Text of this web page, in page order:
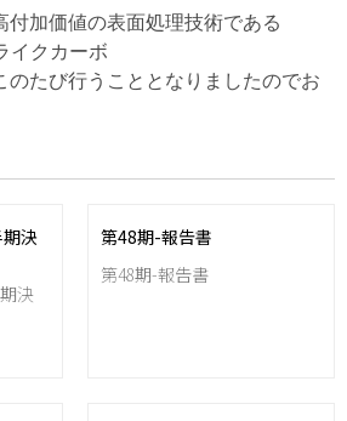
付加価値の表面処理技術である
イクカーボ
のたび行うこととなりましたのでお
決
決
第48期-報告書
第48期-報告書